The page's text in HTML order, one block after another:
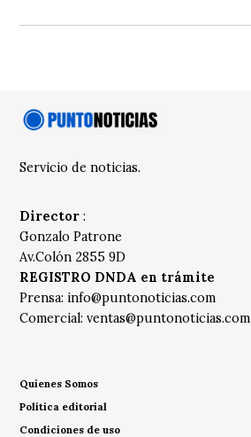
Servicio de noticias.
Director :
Gonzalo Patrone
Av.Colón 2855 9D
REGISTRO DNDA en trámite
Prensa: info@puntonoticias.com
Comercial:ventas@puntonoticias.com
Quienes Somos
Política editorial
Condiciones de uso